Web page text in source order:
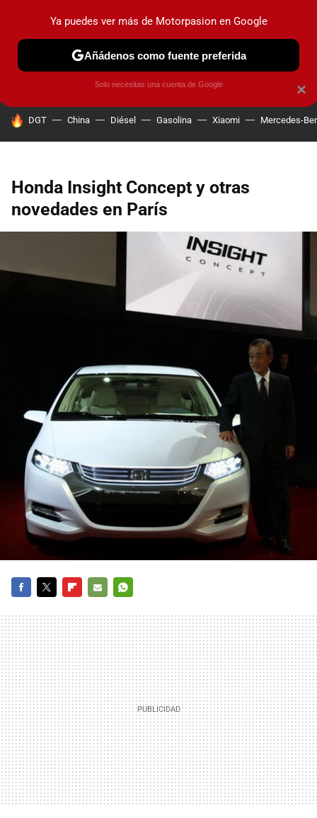
PRUEBAS COCHES ELÉCTRICOS OBSERVATORIO
HOY SE HABLA DE
DGT China Diésel Gasolina Xiaomi Mercedes-
Honda Insight Concept y otras
novedades en París
MAIL
×
Ya puedes ver más de Motorpasion en Google
Añádenos como fuente preferida
Solo necesitas una cuenta de Google